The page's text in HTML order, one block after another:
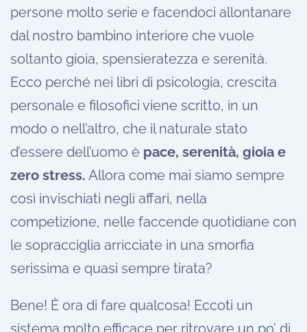
persone molto serie e facendoci allontanare
dal nostro bambino interiore che vuole
soltanto gioia, spensieratezza e serenità.
Ecco perché nei libri di psicologia, crescita
personale e filosofici viene scritto, in un
modo o nell’altro, che il naturale stato
d’essere dell’uomo è pace, serenità, gioia e
zero stress. Allora come mai siamo sempre
così invischiati negli affari, nella
competizione, nelle faccende quotidiane con
le sopracciglia arricciate in una smorfia
serissima e quasi sempre tirata?
Bene! È ora di fare qualcosa! Eccoti un